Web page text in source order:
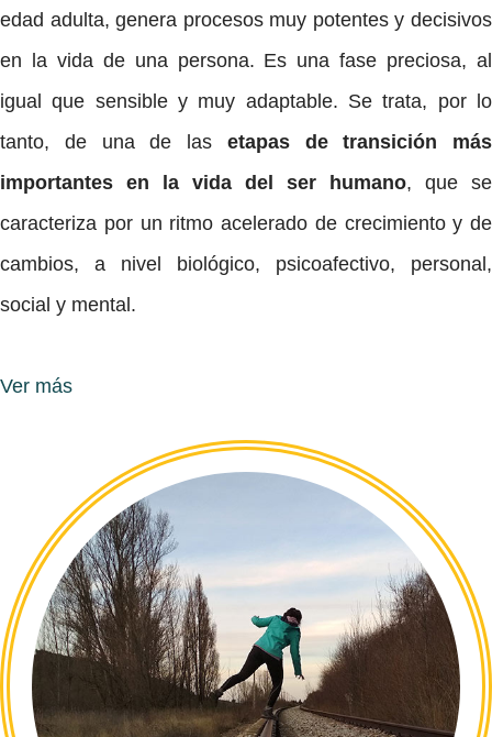
edad adulta, genera procesos muy potentes y decisivos
en la vida de una persona. Es una fase preciosa, al
igual que sensible y muy adaptable. Se trata, por lo
tanto, de una de las etapas de transición más
importantes en la vida del ser humano, que se
caracteriza por un ritmo acelerado de crecimiento y de
cambios, a nivel biológico, psicoafectivo, personal,
social y mental.
Ver más